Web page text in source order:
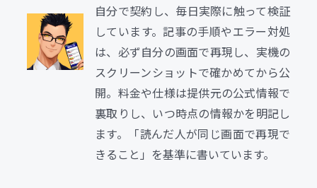
自分で契約し、毎日実際に触って検証
しています。記事の手順やエラー対処
は、必ず自分の画面で再現し、実機の
スクリーンショットで確かめてから公
開。料金や仕様は提供元の公式情報で
裏取りし、いつ時点の情報かを明記し
ます。「読んだ人が同じ画面で再現で
きること」を基準に書いています。